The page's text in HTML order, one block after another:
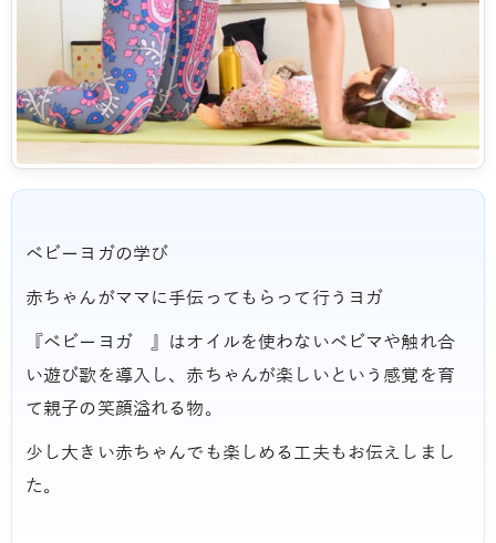
ベビーヨガの学び
赤ちゃんがママに手伝ってもらって行うヨガ
『ベビーヨガ 』はオイルを使わないベビマや触れ合
い遊び歌を導入し、赤ちゃんが楽しいという感覚を育
て親子の笑顔溢れる物。
少し大きい赤ちゃんでも楽しめる工夫もお伝えしまし
た。